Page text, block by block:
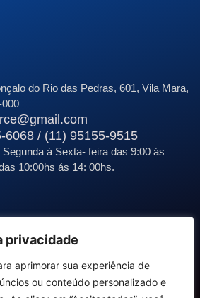
privacidade
aprimorar sua experiência de
ou conteúdo personalizado e
do Rio das Pedras, 601, Vila Mara,
6068 / (11) 95155-9515
á Sexta- feira das 9:00 ás
10:00hs ás 14: 00hs.